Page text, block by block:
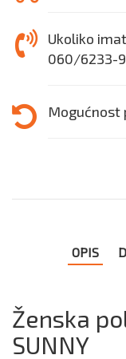
Ukoliko
060/6233-
Mogućnost
OPIS
Ženska
SUNNY